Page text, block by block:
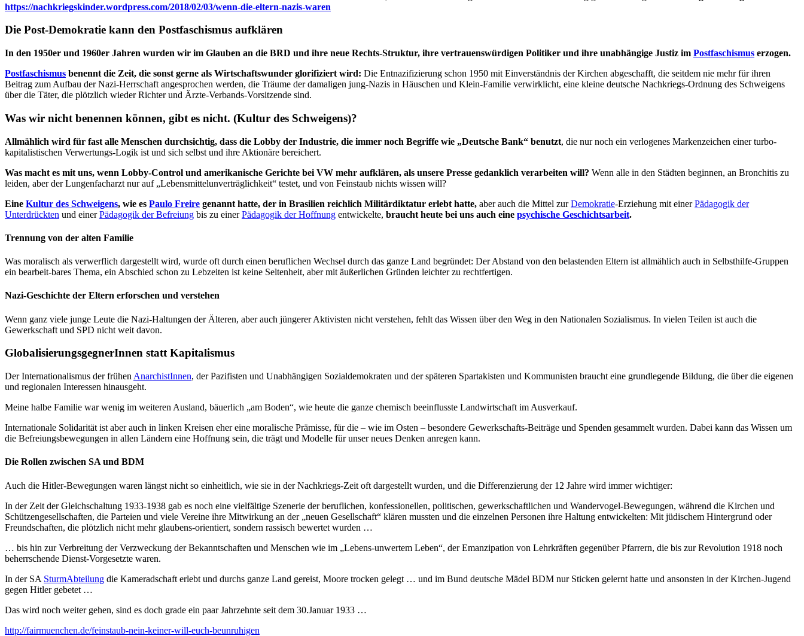
https://nachkriegskinder.wordpress.com/2018/02/03/wenn-die-eltern-nazis-waren
Die Post-Demokratie kann den Postfaschismus aufklären
In den 1950er und 1960er Jahren wurden wir im Glauben an die BRD und ihre neue Rechts-Struktur, ihre vertrauenswürdigen Politiker und ihre unabhängige Justiz im Postfaschismus erzogen.
Postfaschismus benennt die Zeit, die sonst gerne als Wirtschaftswunder glorifiziert wird: Die Entnazifizierung schon 1950 mit Einverständnis der Kirchen abgeschafft, die seitdem nie mehr für ihren
Beitrag zum Aufbau der Nazi-Herrschaft angesprochen werden, die Träume der damaligen jung-Nazis in Häuschen und Klein-Familie verwirklicht, eine kleine deutsche Nachkriegs-Ordnung des Schweigens
über die Täter, die plötzlich wieder Richter und Ärzte-Verbands-Vorsitzende sind.
Was wir nicht benennen können, gibt es nicht. (Kultur des Schweigens)?
Allmählich wird für fast alle Menschen durchsichtig, dass die Lobby der Industrie, die immer noch Begriffe wie „Deutsche Bank“ benutzt, die nur noch ein verlogenes Markenzeichen einer turbo-
kapitalistischen Verwertungs-Logik ist und sich selbst und ihre Aktionäre bereichert.
Was macht es mit uns, wenn Lobby-Control und amerikanische Gerichte bei VW mehr aufklären, als unsere Presse gedanklich verarbeiten will? Wenn alle in den Städten beginnen, an Bronchitis zu
leiden, aber der Lungenfacharzt nur auf „Lebensmittelunverträglichkeit“ testet, und von Feinstaub nichts wissen will?
Eine Kultur des Schweigens, wie es Paulo Freire genannt hatte, der in Brasilien reichlich Militärdiktatur erlebt hatte, aber auch die Mittel zurDemokratie-Erziehung mit einerPädagogik der
Unterdrückten und einerPädagogik der Befreiung bis zu einerPädagogik der Hoffnung entwickelte, braucht heute bei uns auch eine psychische Geschichtsarbeit.
Trennung von der alten Familie
Was moralisch als verwerflich dargestellt wird, wurde oft durch einen beruflichen Wechsel durch das ganze Land begründet: Der Abstand von den belastenden Eltern ist allmählich auch in Selbsthilfe-Gruppen
ein bearbeit-bares Thema, ein Abschied schon zu Lebzeiten ist keine Seltenheit, aber mit äußerlichen Gründen leichter zu rechtfertigen.
Nazi-Geschichte der Eltern erforschen und verstehen
Wenn ganz viele junge Leute die Nazi-Haltungen der Älteren, aber auch jüngerer Aktivisten nicht verstehen, fehlt das Wissen über den Weg in den Nationalen Sozialismus. In vielen Teilen ist auch die
Gewerkschaft und SPD nicht weit davon.
GlobalisierungsgegnerInnen statt Kapitalismus
Der Internationalismus der frühen AnarchistInnen, der Pazifisten und Unabhängigen Sozialdemokraten und der späteren Spartakisten und Kommunisten braucht eine grundlegende Bildung, die über die eigenen
und regionalen Interessen hinausgeht.
Meine halbe Familie war wenig im weiteren Ausland, bäuerlich „am Boden“, wie heute die ganze chemisch beeinflusste Landwirtschaft im Ausverkauf.
Internationale Solidarität ist aber auch in linken Kreisen eher eine moralische Prämisse, für die – wie im Osten – besondere Gewerkschafts-Beiträge und Spenden gesammelt wurden. Dabei kann das Wissen um
die Befreiungsbewegungen in allen Ländern eine Hoffnung sein, die trägt und Modelle für unser neues Denken anregen kann.
Die Rollen zwischen SA und BDM
Auch die Hitler-Bewegungen waren längst nicht so einheitlich, wie sie in der Nachkriegs-Zeit oft dargestellt wurden, und die Differenzierung der 12 Jahre wird immer wichtiger:
In der Zeit der Gleichschaltung 1933-1938 gab es noch eine vielfältige Szenerie der beruflichen, konfessionellen, politischen, gewerkschaftlichen und Wandervogel-Bewegungen, während die Kirchen und
Schützengesellschaften, die Parteien und viele Vereine ihre Mitwirkung an der „neuen Gesellschaft“ klären mussten und die einzelnen Personen ihre Haltung entwickelten: Mit jüdischem Hintergrund oder
Freundschaften, die plötzlich nicht mehr glaubens-orientiert, sondern rassisch bewertet wurden …
… bis hin zur Verbreitung der Verzweckung der Bekanntschaften und Menschen wie im „Lebens-unwertem Leben“, der Emanzipation von Lehrkräften gegenüber Pfarrern, die bis zur Revolution 1918 noch
beherrschende Dienst-Vorgesetzte waren.
In der SA SturmAbteilung die Kameradschaft erlebt und durchs ganze Land gereist, Moore trocken gelegt … und im Bund deutsche Mädel BDM nur Sticken gelernt hatte und ansonsten in der Kirchen-Jugend
gegen Hitler gebetet …
Das wird noch weiter gehen, sind es doch grade ein paar Jahrzehnte seit dem 30.Januar 1933 …
http://fairmuenchen.de/feinstaub-nein-keiner-will-euch-beunruhigen